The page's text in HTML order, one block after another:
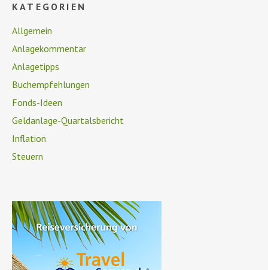
KATEGORIEN
Allgemein
Anlagekommentar
Anlagetipps
Buchempfehlungen
Fonds-Ideen
Geldanlage-Quartalsbericht
Inflation
Steuern